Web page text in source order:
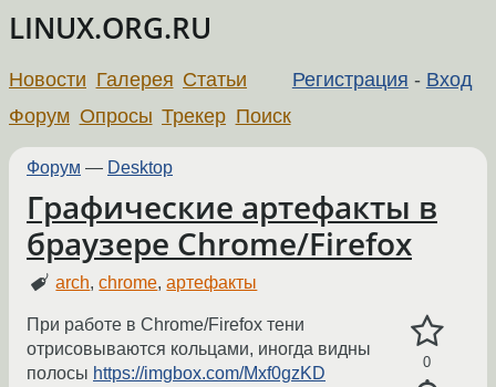
LINUX.ORG.RU
Регистрация - Вход
Новости Галерея Статьи
Форум Опросы Трекер Поиск
Форум — Desktop
Графические артефакты в
браузере Chrome/Firefox
arch,chrome,артефакты
0
При работе в Chrome/Firefox тени
отрисовываются кольцами, иногда видны
полосы https://imgbox.com/Mxf0gzKD